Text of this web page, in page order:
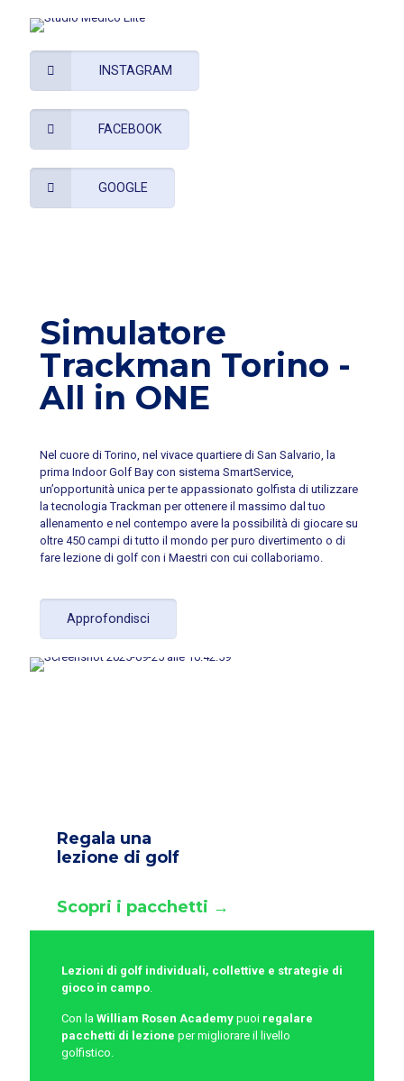
INSTAGRAM
FACEBOOK
GOOGLE
Simulatore
Trackman Torino -
All in ONE
Nel cuore di Torino, nel vivace quartiere di San Salvario, la
prima Indoor Golf Bay con sistema SmartService,
un’opportunità unica per te appassionato golfista di utilizzare
la tecnologia Trackman per ottenere il massimo dal tuo
allenamento e nel contempo avere la possibilità di giocare su
oltre 450 campi di tutto il mondo per puro divertimento o di
fare lezione di golf con i Maestri con cui collaboriamo.
Approfondisci
Regala una
lezione di golf
Scopri i pacchetti →
Lezioni di golf individuali, collettive e strategie di
gioco in campo.
Con la William Rosen Academy puoi regalare
pacchetti di lezione per migliorare il livello
golfistico.